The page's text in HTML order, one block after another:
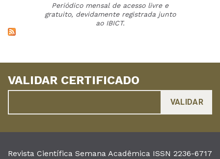
Periódico mensal de acesso livre e
gratuito, devidamente registrada junto
ao IBICT.
VALIDAR CERTIFICADO
Revista Científica Semana Acadêmica ISSN 2236-6717